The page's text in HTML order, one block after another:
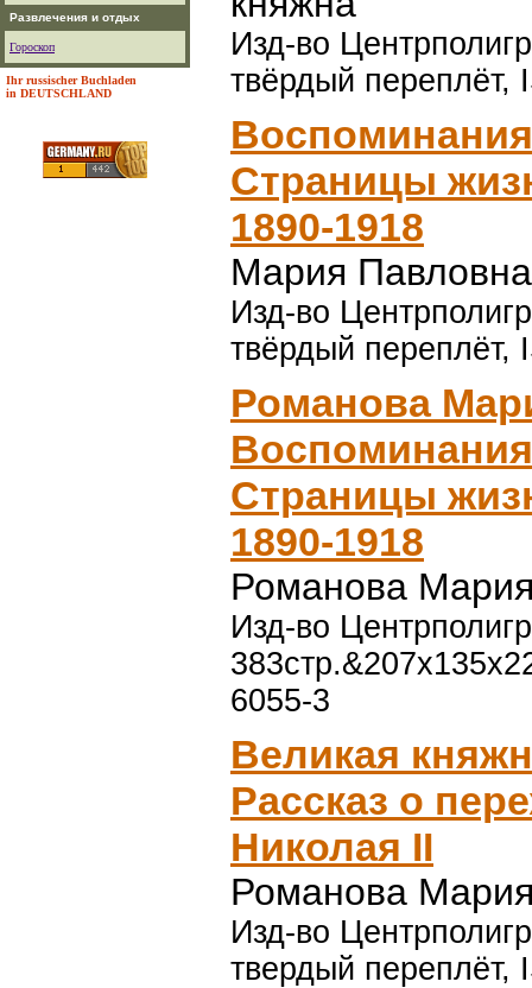
Развлечения и отдых
Гороскоп
Ihr russischer Buchladen
in DEUTSCHLAND
Изд-во
твёрдый переплёт,
Страницы
1890-1918
Мария
Изд-во
твёрдый переплёт,
Романова
Страницы
1890-1918
Романова
Изд-во
6055-3
Великая
Рассказ о
Николая II
Романова
Изд-во
твердый переплёт,